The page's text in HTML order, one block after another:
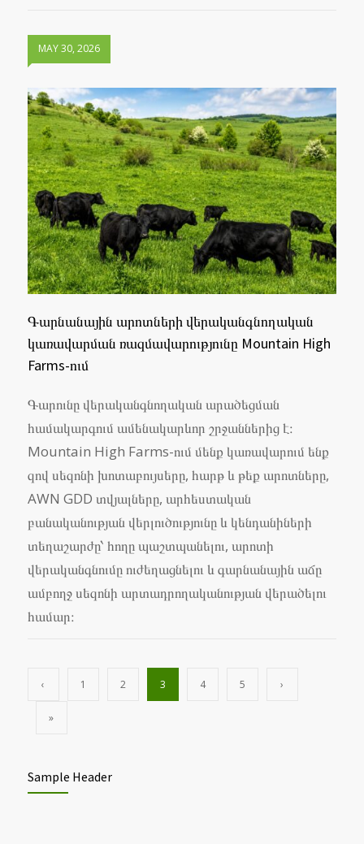
MAY 30, 2026
Գարնանային արոտների վերականգնողական
կառավարման ռազմավարությունը Mountain High
Farms-ում
Գարունը վերականգնողական արածեցման
համակարգում ամենակարևոր շրջաններից է։
Mountain High Farms-ում մենք կառավարում ենք
զով սեզոնի խոտաբույսերը, հարթ և թեք արոտները,
AWN GDD տվյալները, արհեստական
բանականության վերլուծությունը և կենդանիների
տեղաշարժը՝ հողը պաշտպանելու, արոտի
վերականգնումը ուժեղացնելու և գարնանային աճը
ամբողջ սեզոնի արտադրողականության վերածելու
համար։
‹ 1 2 3 4 5 ›
»
Sample Header